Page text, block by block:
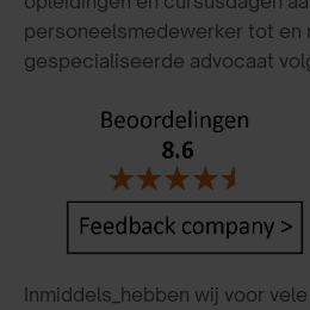
personeelsmedewerker tot en
gespecialiseerde advocaat
Inmiddels_hebben wij voor vele